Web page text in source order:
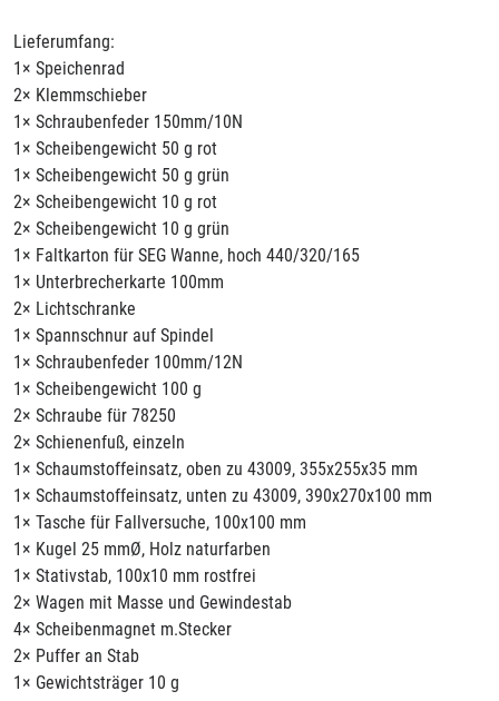
Lieferumfang:
1× Speichenrad
2× Klemmschieber
1× Schraubenfeder 150mm/10N
1× Scheibengewicht 50 g rot
1× Scheibengewicht 50 g grün
2× Scheibengewicht 10 g rot
2× Scheibengewicht 10 g grün
1× Faltkarton für SEG Wanne, hoch 440/320/165
1× Unterbrecherkarte 100mm
2× Lichtschranke
1× Spannschnur auf Spindel
1× Schraubenfeder 100mm/12N
1× Scheibengewicht 100 g
2× Schraube für 78250
2× Schienenfuß, einzeln
1× Schaumstoffeinsatz, oben zu 43009, 355x255x35 mm
1× Schaumstoffeinsatz, unten zu 43009, 390x270x100 mm
1× Tasche für Fallversuche, 100x100 mm
1× Kugel 25 mmØ, Holz naturfarben
1× Stativstab, 100x10 mm rostfrei
2× Wagen mit Masse und Gewindestab
4× Scheibenmagnet m.Stecker
2× Puffer an Stab
1× Gewichtsträger 10 g